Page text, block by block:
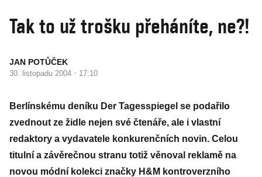
Tak to už trošku přeháníte, ne?!
JAN POTŮČEK
30. listopadu 2004 · 17:10
Berlínskému deníku Der Tagesspiegel se podařilo
zvednout ze židle nejen své čtenáře, ale i vlastní
redaktory a vydavatele konkurenčních novin. Celou
titulní a závěrečnou stranu totiž věnoval reklamě na
novou módní kolekci značky H&M kontroverzního